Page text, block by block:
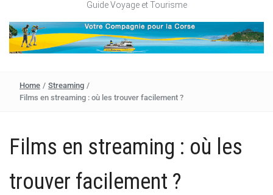
Guide Voyage et Tourisme
Home / Streaming /
Films en streaming : où les trouver facilement ?
Films en streaming : où les
trouver facilement ?